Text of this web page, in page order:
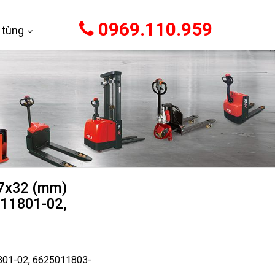
0969.110.959
(mm)
02,
02, 6625011803-